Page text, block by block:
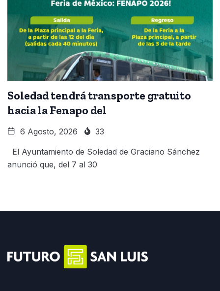
Soledad tendrá transporte gratuito
hacia la Fenapo del
6 Agosto, 2026 33
El Ayuntamiento de Soledad de Graciano Sánchez
anunció que, del 7 al 30